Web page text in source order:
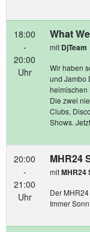
18:00
-
20:00
Uhr
What
mit DjTeam
Wir haben
und Jambo
heimischen
Die zwei
Clubs,
Shows.
20:00
-
21:00
Uhr
MHR24
mitMHR24
Der
Immer